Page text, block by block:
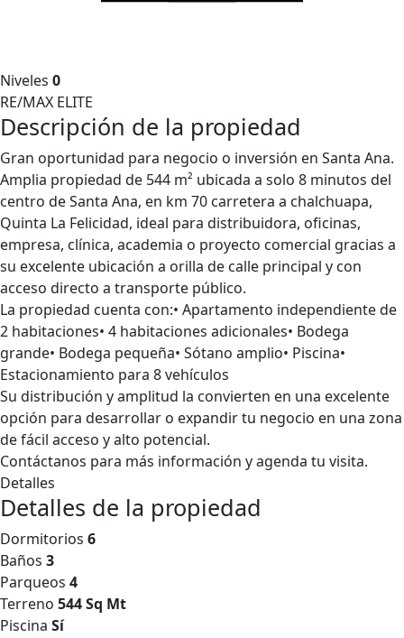
Niveles 0
RE/MAX ELITE
Descripción de la propiedad
Gran oportunidad para negocio o inversión en Santa Ana.
Amplia propiedad de 544 m² ubicada a solo 8 minutos del
centro de Santa Ana, en km 70 carretera a chalchuapa,
Quinta La Felicidad, ideal para distribuidora, oficinas,
empresa, clínica, academia o proyecto comercial gracias a
su excelente ubicación a orilla de calle principal y con
acceso directo a transporte público.
La propiedad cuenta con:• Apartamento independiente de
2 habitaciones• 4 habitaciones adicionales• Bodega
grande• Bodega pequeña• Sótano amplio• Piscina•
Estacionamiento para 8 vehículos
Su distribución y amplitud la convierten en una excelente
opción para desarrollar o expandir tu negocio en una zona
de fácil acceso y alto potencial.
Contáctanos para más información y agenda tu visita.
Detalles
Detalles de la propiedad
Dormitorios 6
Baños 3
Parqueos 4
Terreno 544 Sq Mt
Piscina Sí